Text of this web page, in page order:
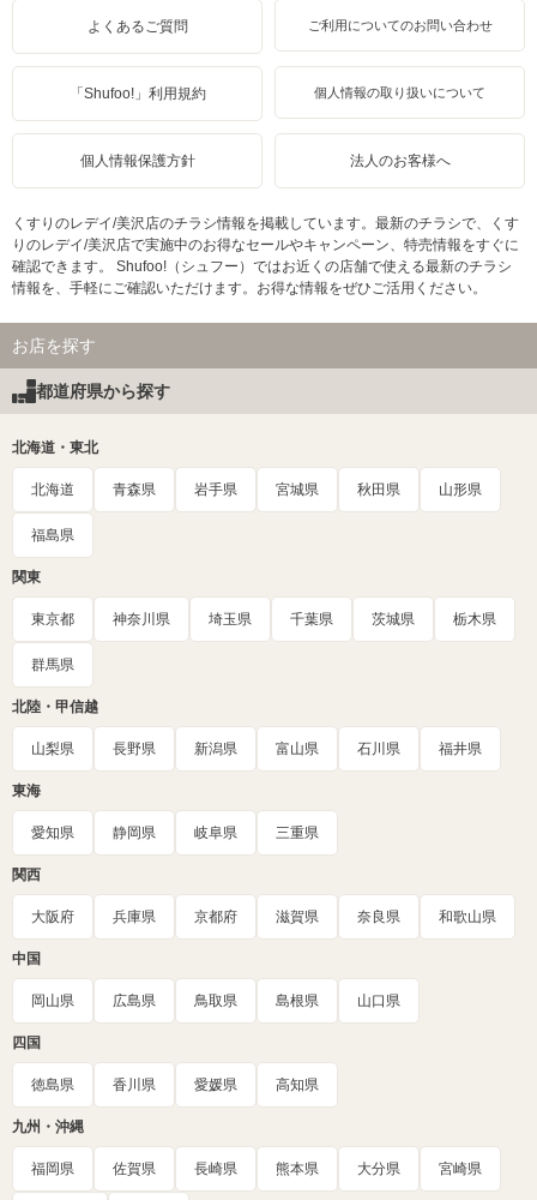
よくあるご質問 ご利用についてのお問い合わせ
「Shufoo!」利用規約 個人情報の取り扱いについて
個人情報保護方針 法人のお客様へ
くすりのレデイ/美沢店のチラシ情報を掲載しています。最新のチラシで、くす
りのレデイ/美沢店で実施中のお得なセールやキャンペーン、特売情報をすぐに
確認できます。 Shufoo!（シュフー）ではお近くの店舗で使える最新のチラシ
情報を、手軽にご確認いただけます。お得な情報をぜひご活用ください。
お店を探す
都道府県から探す
北海道・東北
北海道 青森県 岩手県 宮城県 秋田県 山形県
福島県
関東
東京都 神奈川県 埼玉県 千葉県 茨城県 栃木県
群馬県
北陸・甲信越
山梨県 長野県 新潟県 富山県 石川県 福井県
東海
愛知県 静岡県 岐阜県 三重県
関西
大阪府 兵庫県 京都府 滋賀県 奈良県 和歌山県
中国
岡山県 広島県 鳥取県 島根県 山口県
四国
徳島県 香川県 愛媛県 高知県
九州・沖縄
福岡県 佐賀県 長崎県 熊本県 大分県 宮崎県